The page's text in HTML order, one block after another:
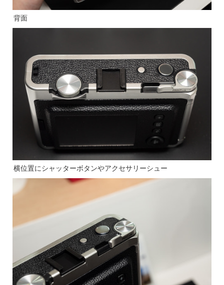
背面
横位置にシャッターボタンやアクセサリーシュー